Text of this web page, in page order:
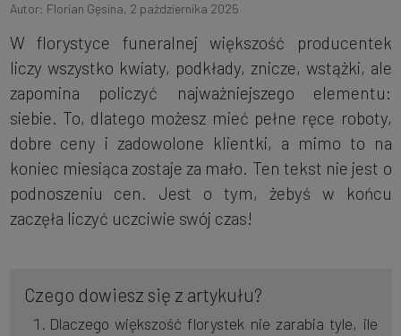
Autor: Florian Gęsina, 2 października 2025
W florystyce funeralnej większość producentek
liczy wszystko kwiaty, podkłady, znicze, wstążki, ale
zapomina policzyć najważniejszego elementu:
siebie. To, dlatego możesz mieć pełne ręce roboty,
dobre ceny i zadowolone klientki, a mimo to na
koniec miesiąca zostaje za mało. Ten tekst nie jest o
podnoszeniu cen. Jest o tym, żebyś w końcu
zaczęła liczyć uczciwie swój czas!
Czego dowiesz się z artykułu?
Dlaczego większość florystek nie zarabia tyle, ile